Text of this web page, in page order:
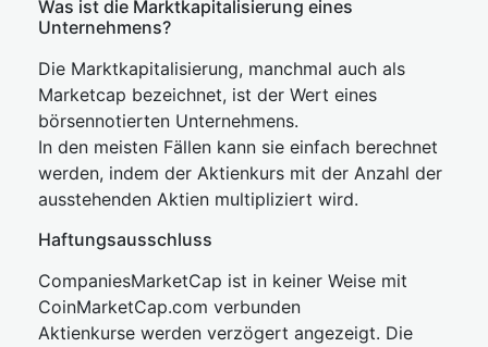
Was ist die Marktkapitalisierung eines
Unternehmens?
Die Marktkapitalisierung, manchmal auch als
Marketcap bezeichnet, ist der Wert eines
börsennotierten Unternehmens.
In den meisten Fällen kann sie einfach berechnet
werden, indem der Aktienkurs mit der Anzahl der
ausstehenden Aktien multipliziert wird.
Haftungsausschluss
CompaniesMarketCap ist in keiner Weise mit
CoinMarketCap.com verbunden
Aktienkurse werden verzögert angezeigt. Die